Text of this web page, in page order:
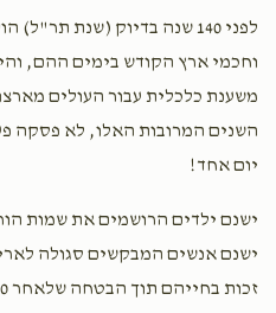
10 פעמים ח"י
לפני 140 שנה בדיוק (שנת
וחכמי ארץ הקודש בימים ההם,
משענת כלכלית עבור העולים
השנים המרובות האלו, לא פסקה
יום אחד!
ישנם ילדים הרושמים את שמות
ישנם אנשים המבקשים סגולה